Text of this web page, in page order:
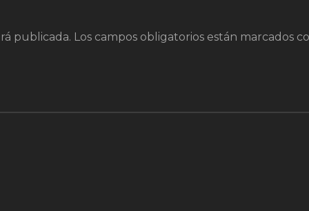
publicada. Los campos obligatorios están marcados